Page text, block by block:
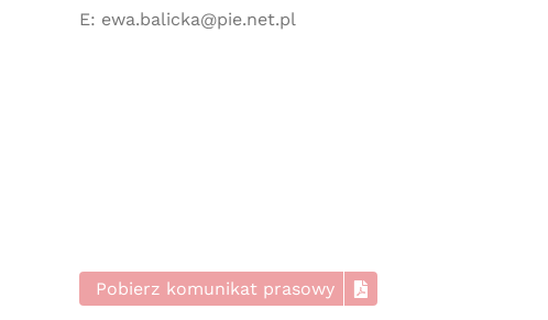
E: ewa.balicka@pie.net.pl
Pobierz komunikat prasowy